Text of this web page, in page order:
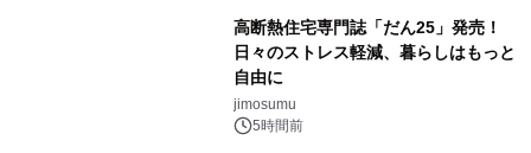
高断熱住宅専門誌「だん25」発売！
日々のストレス軽減、暮らしはもっと
自由に
jimosumu
5時間前